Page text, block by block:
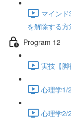
マイン
を解除する
Program 12
実技【
心理学1/
心理学2/